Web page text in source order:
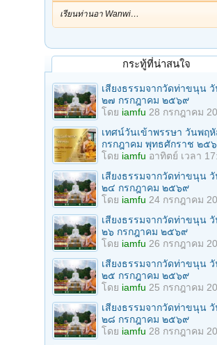
เรียนท่านอา Wanwi…
กระทู้ที่น่าสนใจ
เสียงธรรมจากวัดท่าขนุน
๒๗ กรกฎาคม ๒๕๖๙
โดย iamfu 28 กรกฎาคม
เทศน์วันเข้าพรรษา วันพฤ
กรกฎาคม พุทธศักราช ๒๕
โดย iamfu อาทิตย์ เวลา
เสียงธรรมจากวัดท่าขนุน
๒๔ กรกฎาคม ๒๕๖๙
โดย iamfu 24 กรกฎาคม
เสียงธรรมจากวัดท่าขนุน
๒๖ กรกฎาคม ๒๕๖๙
โดย iamfu 26 กรกฎาคม
เสียงธรรมจากวัดท่าขนุน วั
๒๕ กรกฎาคม ๒๕๖๙
โดย iamfu 25 กรกฎาคม
เสียงธรรมจากวัดท่าขนุน
๒๘ กรกฎาคม ๒๕๖๙
โดย iamfu 28 กรกฎาคม